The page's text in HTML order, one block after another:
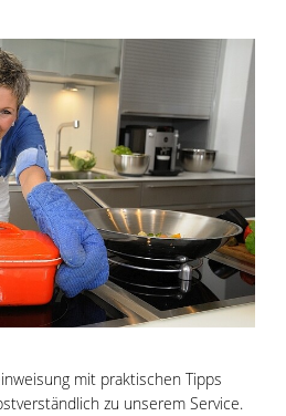
mit praktischen Tipps
zu unserem Service.